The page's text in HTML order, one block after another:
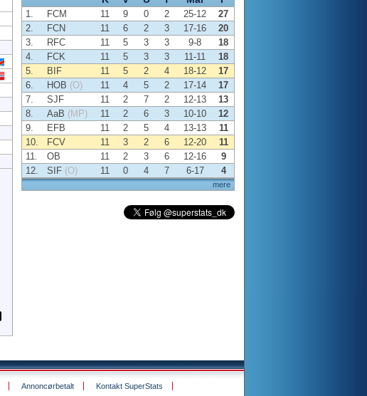
mere
1. FCM 11 9 0 2 25-12
27
2.
FCN 11 6 2 3 17-16
20
3.
RFC 11 5 3 3 9-8
18
4.
FCK 11 5 3 3 11-11
18
5.
BIF 11 5 2 4 18-12
17
6.
HOB (O) 11 4 5 2 17-14
17
7.
SJF 11 2 7 2 12-13
13
8.
AaB (MP) 11 2 6 3 10-10
12
9.
EFB 11 2 5 4 13-13
11
10.
FCV 11 3 2 6 12-20
11
11.
OB 11 2 3 6 12-16
9
12.
SIF (O) 11 0 4 7 6-17 4
Annoncørbetalt Kontakt SuperStats